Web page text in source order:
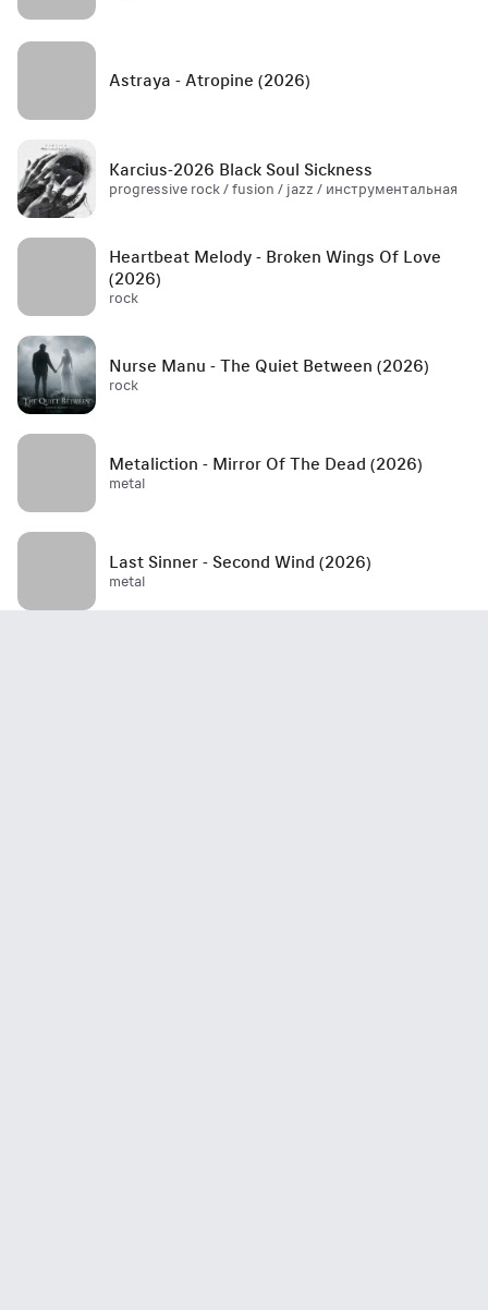
Astraya - Atropine (2026)
Karcius-2026 Black Soul Sickness
progressive rock / fusion / jazz / инструментальная
Heartbeat Melody - Broken Wings Of Love
(2026)
rock
Nurse Manu - The Quiet Between (2026)
rock
Metaliction - Mirror Of The Dead (2026)
metal
Last Sinner - Second Wind (2026)
metal